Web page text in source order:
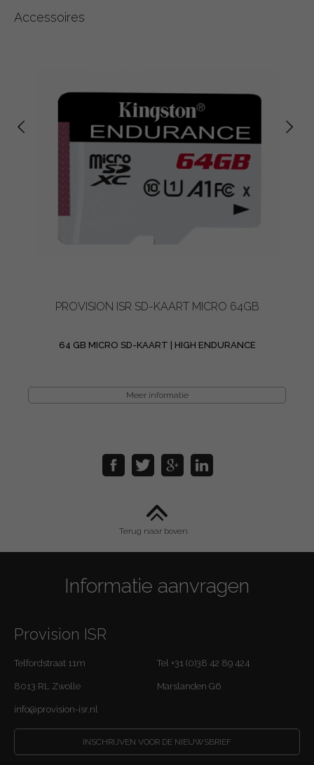
Accessoires
PROVISION ISR SD-KAART MICRO 64GB
64 GB MICRO SD-KAART | HIGH ENDURANCE
Meer informatie
Terug naar boven
Informatie aanvragen
Provision ISR
Telfordstraat 11m Tel +31 (0)38 42 89 424
8013 RL Zwolle Marslanden G6
info@provision-isr.nl
INSCHRIJVEN VOOR DE NIEUWSBRIEF